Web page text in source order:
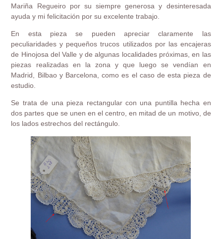
Mariña Regueiro por su siempre generosa y desinteresada
ayuda y mi felicitación por su excelente trabajo.
En esta pieza se pueden apreciar claramente las
peculiaridades y pequeños trucos utilizados por las encajeras
de Hinojosa del Valle y de algunas localidades próximas, en las
piezas realizadas en la zona y que luego se vendían en
Madrid, Bilbao y Barcelona, como es el caso de esta pieza de
estudio.
Se trata de una pieza rectangular con una puntilla hecha en
dos partes que se unen en el centro, en mitad de un motivo, de
los lados estrechos del rectángulo.